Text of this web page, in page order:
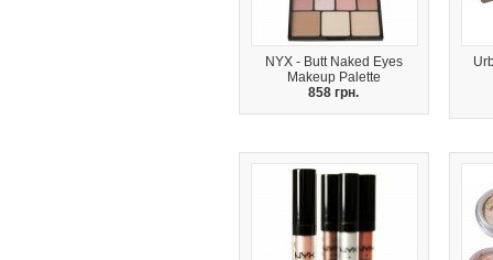
NYX - Butt Naked Eyes
Makeup Palette
858 грн.